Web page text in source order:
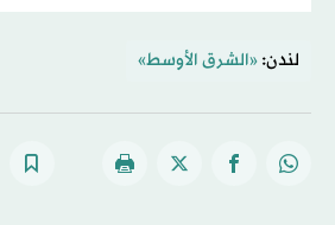
لندن: «الشرق الأوسط»